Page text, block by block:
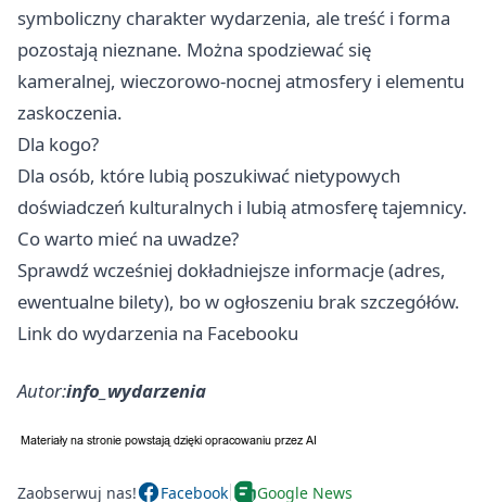
symboliczny charakter wydarzenia, ale treść i forma
pozostają nieznane. Można spodziewać się
kameralnej, wieczorowo‑nocnej atmosfery i elementu
zaskoczenia.
Dla kogo?
Dla osób, które lubią poszukiwać nietypowych
doświadczeń kulturalnych i lubią atmosferę tajemnicy.
Co warto mieć na uwadze?
Sprawdź wcześniej dokładniejsze informacje (adres,
ewentualne bilety), bo w ogłoszeniu brak szczegółów.
Link do wydarzenia na Facebooku
Autor:info_wydarzenia
Zaobserwuj nas! Facebook Google News